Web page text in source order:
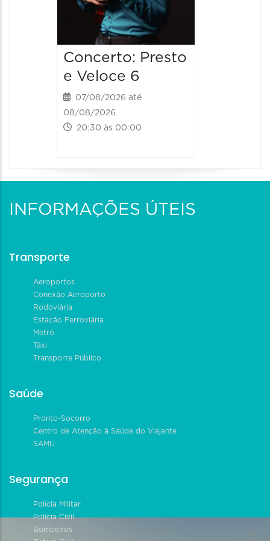
Concerto: Presto
e Veloce 6
07/08/2026 até
08/08/2026
20:30 às 00:00
INFORMAÇÕES ÚTEIS
Transporte
Aeroportos
Conexão Aeroporto
Rodoviária
Estação Ferroviária
Metrô
Táxi
Transporte Público
Saúde
Pronto-Socorro
Centro de Atenção à Saúde do Viajante
SAMU
Segurança
Polícia Militar
Polícia Civil
Bombeiros